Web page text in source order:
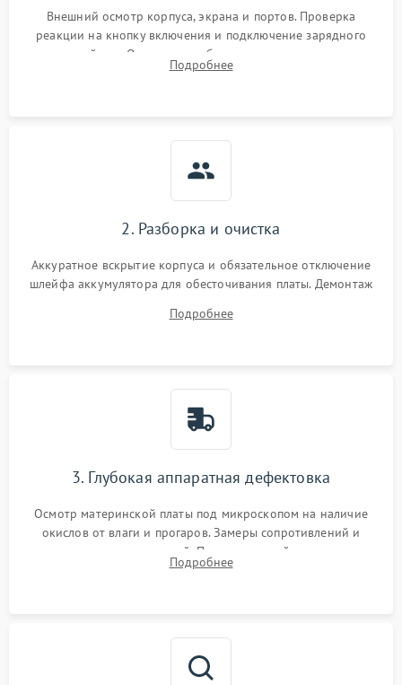
Внешний осмотр корпуса, экрана и портов. Проверка
реакции на кнопку включения и подключение зарядного
устройства. Оценка потребления тока с помощью
лабораторного блока питания для локализации проблемы.
Подробнее
2. Разборка и очистка
Аккуратное вскрытие корпуса и обязательное отключение
шлейфа аккумулятора для обесточивания платы. Демонтаж
высохшей термопасты с кристаллов чипов.
Подробнее
3. Глубокая аппаратная дефектовка
Осмотр материнской платы под микроскопом на наличие
окислов от влаги и прогаров. Замеры сопротивлений и
дежурных напряжений. Проверка цепей питания,
мультиконтроллера, процессора и видеочипа.
Подробнее